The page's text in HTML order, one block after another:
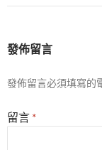
發佈留言
發佈留言必須填寫的
留言 *